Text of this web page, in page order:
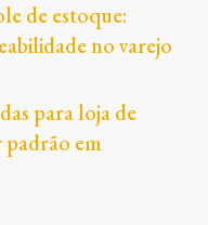
de estoque:
no varejo
para loja de
em